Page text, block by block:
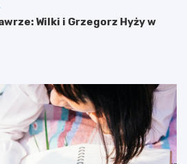
Wilki i Grzegorz Hyży w